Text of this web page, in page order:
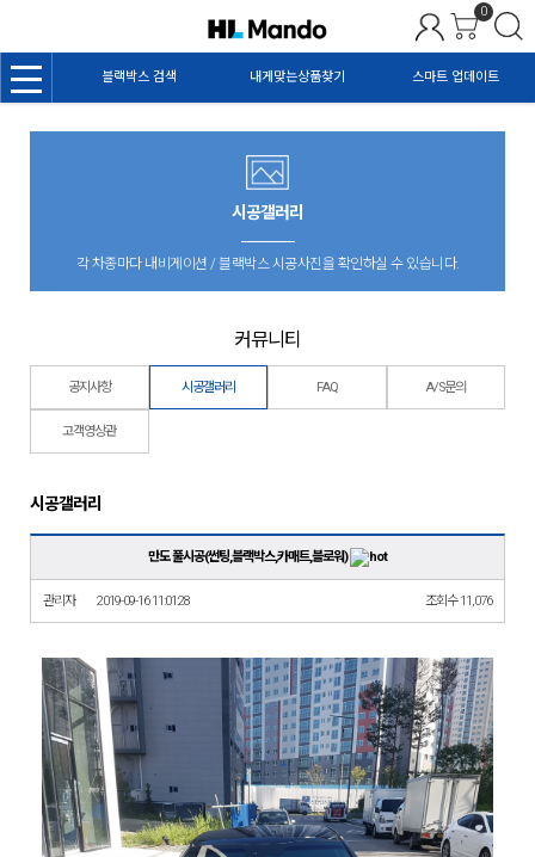
0
블랙박스 검색 내게맞는상품찾기 스마트 업데이트
시공갤러리
각 차종마다 내비게이션 / 블랙박스 시공사진을 확인하실 수 있습니다.
커뮤니티
공지사항 시공갤러리 FAQ A/S문의
고객영상관
시공갤러리
만도 풀시공(썬팅,블랙박스,카매트,블로워)
관리자 2019-09-16 11:01:28 조회수 11,076